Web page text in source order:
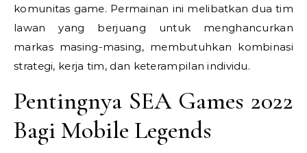
komunitas game. Permainan ini melibatkan dua tim
lawan yang berjuang untuk menghancurkan
markas masing-masing, membutuhkan kombinasi
strategi, kerja tim, dan keterampilan individu.
Pentingnya SEA Games 2022
Bagi Mobile Legends